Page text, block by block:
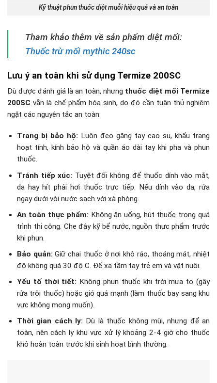
Kỹ thuật phun thuốc diệt muỗi hiệu quả và an toàn
Tham khảo thêm về sản phẩm diệt mối:
Thuốc trừ mối mythic 240sc
Lưu ý an toàn khi sử dụng Termize 200SC
Dù được đánh giá là an toàn, nhưng thuốc diệt mối Termize
200SC vẫn là chế phẩm hóa sinh, do đó cần tuân thủ nghiêm
ngặt các nguyên tắc an toàn:
Trang bị bảo hộ: Luôn đeo găng tay cao su, khẩu trang
hoạt tính, kính bảo hộ và quần áo dài tay khi pha và phun
thuốc.
Tránh tiếp xúc: Tuyệt đối không để thuốc dính vào mắt,
da hay hít phải hơi thuốc trực tiếp. Nếu dính vào da, rửa
ngay dưới vòi nước sạch với xà phòng.
An toàn thực phẩm: Không ăn uống, hút thuốc trong quá
trình thi công. Che đậy kỹ bể nước, nguồn thực phẩm trước
khi phun.
Bảo quản: Giữ chai thuốc ở nơi khô ráo, thoáng mát, nhiệt
độ không quá 30 độ C. Để xa tầm tay trẻ em và vật nuôi.
Yếu tố thời tiết: Không phun thuốc khi trời mưa to (gây
rửa trôi thuốc) hoặc gió quá mạnh (làm thuốc bay sang khu
vực không mong muốn).
Thời gian cách ly: Dù là thuốc không mùi, nhưng để an
toàn, nên cách ly khu vực xử lý khoảng 2-4 giờ cho thuốc
khô hoàn toàn trước khi sinh hoạt bình thường.